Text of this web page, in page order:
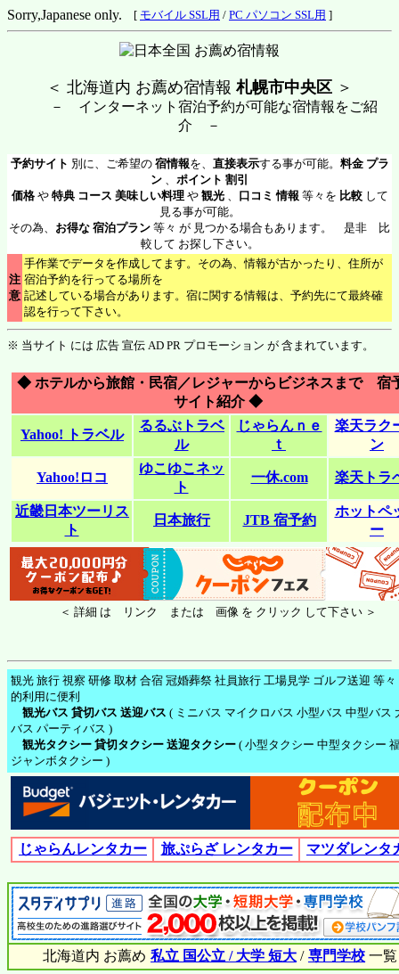
Sorry,Japanese only. [ モバイル SSL用 / PC パソコン SSL用 ]
＜ 北海道内 お薦め宿情報 札幌市中央区 ＞
－ インターネット宿泊予約が可能な宿情報をご紹
介 －
予約サイト 別に、ご希望の 宿情報を、 直接表示する事が可能。 料金 プラ
ン 、 ポイント 割引
価格や 特典 コース 美味しい料理や 観光、 口コミ 情報 等々を 比較して
見る事が可能。
その為、 お得な 宿泊プラン 等々 が 見つかる場合もあります。 是非 比
較して お探し下さい。
注
意
手作業でデータを作成してます。その為、情報が古かったり、住所が
宿泊予約を行ってる場所を
記述している場合があります。宿に関する情報は、予約先にて最終確
認を行って下さい。
※ 当サイト には 広告 宣伝 AD PR プロモーション が 含まれています。
◆ ホテルから旅館・民宿／レジャーからビジネスまで 宿
サイト紹介 ◆
Yahoo! トラベル
るるぶトラベ
ル
じゃらんｎｅ
ｔ
楽天ラク
ン
Yahoo!ロコ
ゆこゆこネッ
ト
一休.com 楽天トラ
近畿日本ツーリス
ト
日本旅行 JTB 宿予約
ホットペ
ー
＜ 詳細 は リンク または 画像 を クリック して下さい ＞
観光 旅行 視察 研修 取材 合宿 冠婚葬祭 社員旅行 工場見学 ゴルフ送迎 等々
的利用に便利
観光バス 貸切バス 送迎バス ( ミニバス マイクロバス 小型バス 中型バス
バス パーティバス )
観光タクシー 貸切タクシー 送迎タクシー ( 小型タクシー 中型タクシー
ジャンボタクシー )
じゃらんレンタカー 旅ぷらざ レンタカー マツダレンタ
北海道内 お薦め 私立 国公立 / 大学 短大 / 専門学校 一覧